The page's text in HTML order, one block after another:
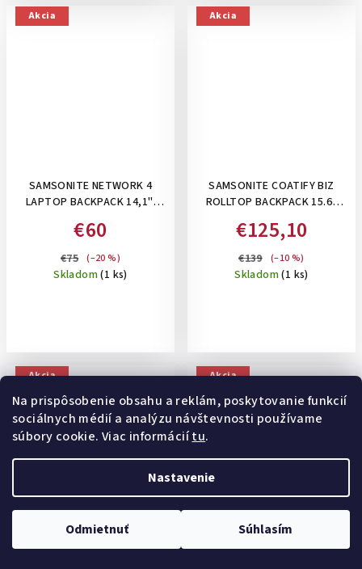
Na prispôsobenie obsahu a reklám, poskytovanie funkcií
sociálnych médií a analýzu návštevnosti používame
súbory cookie. Viac informáciítu.
Nastavenie
Odmietnuť Súhlasím
Akcia
SAMSONITE NETWORK 4
LAPTOP BACKPACK 14,1",
NOTEBOOK, ČIERNY
€60
€75 (–20 %)
Skladom(1 ks)
Akcia
SAMSONITE COATIFY BIZ
ROLLTOP BACKPACK 15.6"
15,6 " NOTEBOOK
€125,10
€139 (–10 %)
Skladom(1 ks)
Akcia
SAMSONITE MIDTOWN
Akcia
SAMSONITE GUARDIT CLASSY